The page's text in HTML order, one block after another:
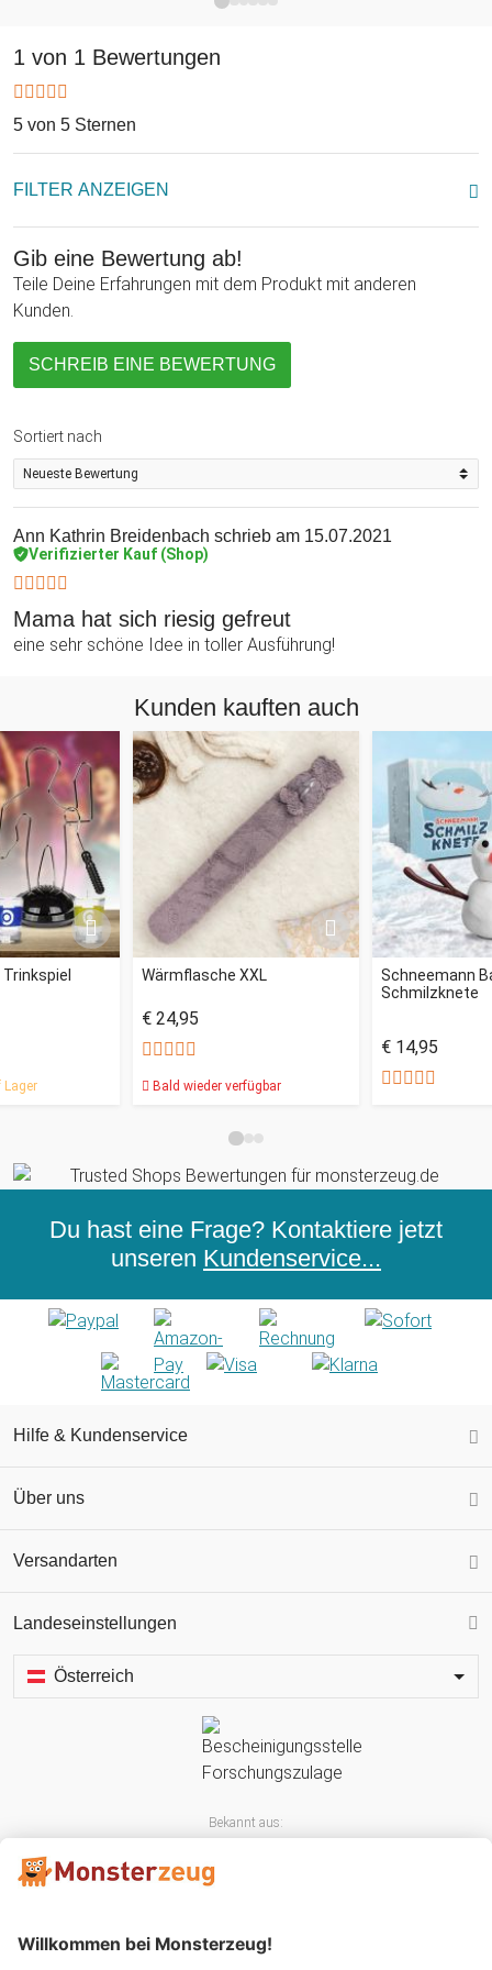
außergewöhnliches Dankeschön Geschenk, unser
ist wunderschön, kann als praktischer Briefbeschwerer
benutzt werden und ist ein elegantes Zeichen der
Wertschätzung Eurer Mama. Mit dieser persönlichen
1 von 1 Bewertungen
5 von 5 Sternen
FILTER ANZEIGEN
Gib eine Bewertung ab!
Teile Deine Erfahrungen mit dem Produkt mit anderen
Kunden.
SCHREIB EINE BEWERTUNG
Sortiert nach
Ann Kathrin Breidenbach schrieb am 15.07.2021
Verifizierter Kauf (Shop)
Mama hat sich riesig gefreut
eine sehr schöne Idee in toller Ausführung!
Kunden kauften auch
Wärmflasche XXL
€ 24,95
Bald wieder verfügbar
Schneemann
Schmilzknete
€ 14,95
Du hast eine Frage? Kontaktiere jetzt
unseren Kundenservice...
Hilfe & Kundenservice
Über uns
Versandarten
Landeseinstellungen
Österreich
Bekannt aus: